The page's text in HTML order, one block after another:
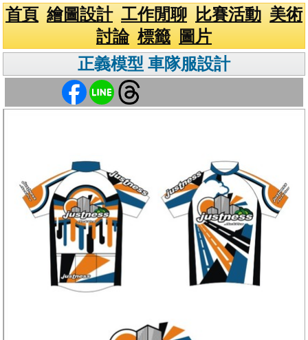
首頁 繪圖設計 工作閒聊 比賽活動 美術
討論 標籤
圖片
正義模型 車隊服設計